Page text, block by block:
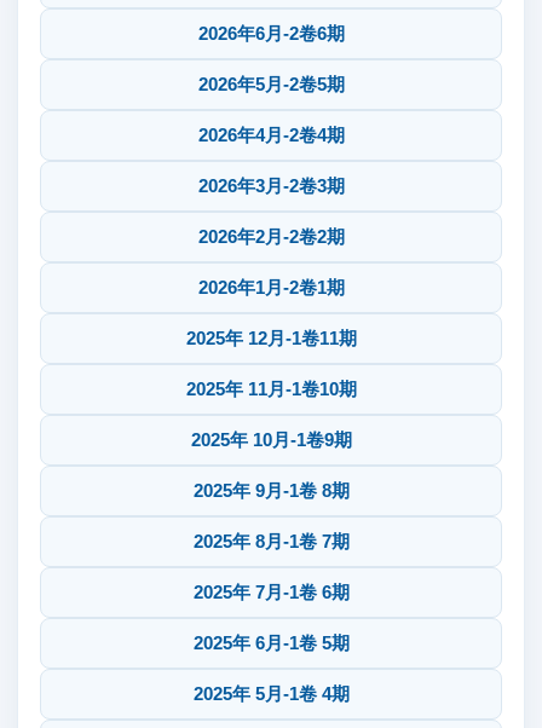
2026年6月-2卷6期
2026年5月-2卷5期
2026年4月-2卷4期
2026年3月-2卷3期
2026年2月-2卷2期
2026年1月-2卷1期
2025年 12月-1卷11期
2025年 11月-1卷10期
2025年 10月-1卷9期
2025年 9月-1卷 8期
2025年 8月-1卷 7期
2025年 7月-1卷 6期
2025年 6月-1卷 5期
2025年 5月-1卷 4期